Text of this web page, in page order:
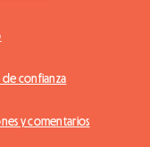
de confianza
y comentarios